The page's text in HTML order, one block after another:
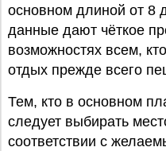
основном длиной от 8
данные дают чёткое
возможностях всем,
отдых прежде всего
Тем, кто в основном
следует выбирать
соответствии с